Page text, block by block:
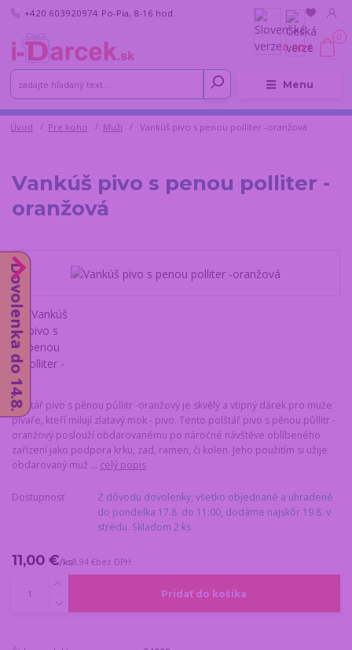
Menu
+420 603920974 Po-Pia, 8-16 hod.
0
0,00 €
Úvod Pre koho Muži Vankúš pivo s penou polliter -oranžová
Vankúš pivo s penou polliter -
oranžová
Polštář pivo s pěnou půllitr -oranžový je skvělý a vtipný dárek pro muže
pivaře, kteří milují zlatavý mok - pivo. Tento polštář pivo s pěnou půllitr -
oranžový poslouží obdarovanému po náročné návštěve oblíbeného
zařízení jako podpora krku, zad, ramen, či kolen. Jeho použitím si užije
obdarovaný muž ... celý popis
Dostupnosť
Z dôvodu dovolenky, všetko objednané a uhradené
do pondelka 17.8. do 11:00, dodáme najskôr 19.8. v
stredu. Skladom 2 ks
11,00 €/ks8,94 €bez DPH
Pridať do košíka
Dovolenka do 14.8.